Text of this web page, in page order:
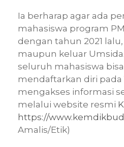
Ia berharap agar ada
mahasiswa program
dengan tahun 2021
maupun keluar
seluruh mahasiswa
mendaftarkan diri pada
mengakses informasi
melalui website resmi
https://
Amalis/Etik)